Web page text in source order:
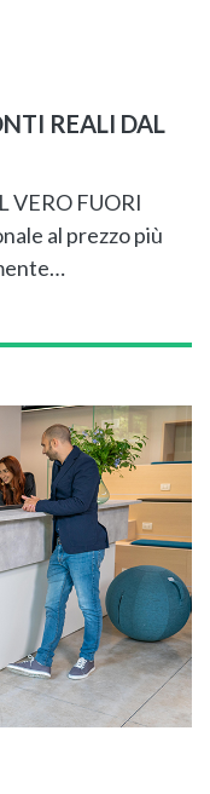
REALI DAL
VERO FUORI
al prezzo più